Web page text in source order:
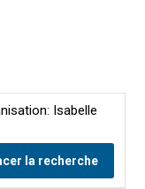
Isabelle
la recherche